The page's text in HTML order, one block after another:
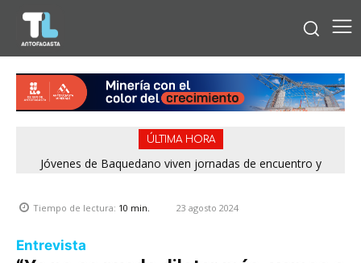
ÚLTIMA HORA
Jóvenes de Baquedano viven jornadas de encuentro y
Concejales piden adelantar gestiones por la playa La Chimba
Tiempo de lectura: 10 min. 23 agosto 2024
Entrevista